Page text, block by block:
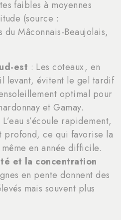
faibles à moyennes
(source :
Mâconnais-Beaujolais,
est : Les coteaux, en
levant, évitent le gel tardif
optimal pour
et Gamay.
L’eau s’écoule rapidement,
profond, ce qui favorise la
en année difficile.
et la concentration
en pente donnent des
mais souvent plus